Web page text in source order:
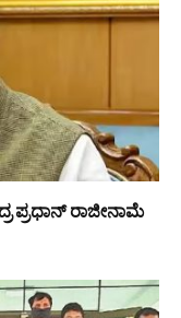
ಪ್ರಧಾನ್ ರಾಜೀನಾಮೆ